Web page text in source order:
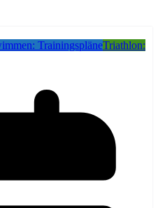
TrainingspläneTriathlon: